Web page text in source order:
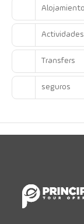
Actividades
Transfers
seguros